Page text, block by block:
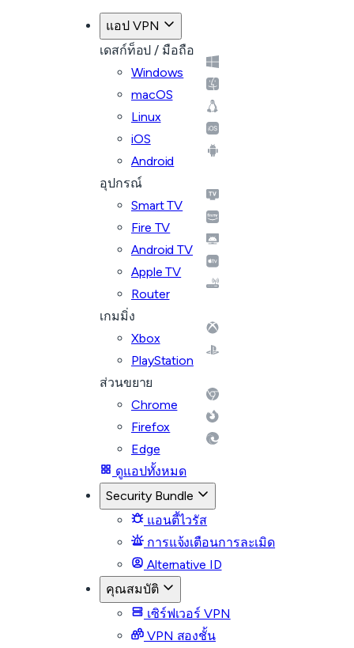
แอป VPN
เดสก์ท็อป / มือถือ
Windows
macOS
Linux
iOS
Android
อุปกรณ์
Smart TV
Fire TV
Android TV
Apple TV
Router
เกมมิ่ง
Xbox
PlayStation
ส่วนขยาย
Chrome
Firefox
Edge
ดูแอปทั้งหมด
Security Bundle
แอนตี้ไวรัส
การแจ้งเตือนการละเมิด
Alternative ID
คุณสมบัติ
เซิร์ฟเวอร์ VPN
VPN สองชั้น